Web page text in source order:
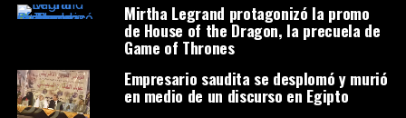
Mirtha Legrand protagonizó la promo
de House of the Dragon, la precuela de
Game of Thrones
Empresario saudita se desplomó y murió
en medio de un discurso en Egipto